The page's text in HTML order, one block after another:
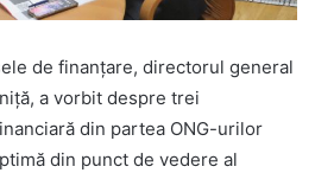
de finanțare, directorul general
a vorbit despre trei
din partea ONG-urilor
din punct de vedere al